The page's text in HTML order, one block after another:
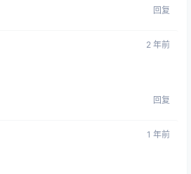
回复
2 年前
回复
1 年前